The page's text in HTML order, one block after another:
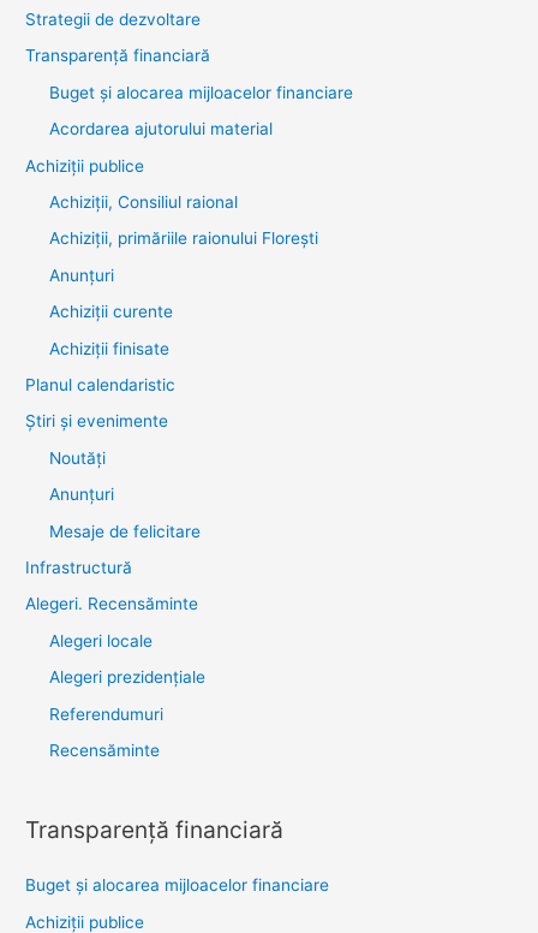
Strategii de dezvoltare
Transparenţă financiară
Buget și alocarea mijloacelor financiare
Acordarea ajutorului material
Achiziţii publice
Achiziții, Consiliul raional
Achiziții, primăriile raionului Florești
Anunțuri
Achiziții curente
Achiziții finisate
Planul calendaristic
Știri şi evenimente
Noutăţi
Anunţuri
Mesaje de felicitare
Infrastructură
Alegeri. Recensăminte
Alegeri locale
Alegeri prezidențiale
Referendumuri
Recensăminte
Transparenţă financiară
Buget și alocarea mijloacelor financiare
Achiziţii publice